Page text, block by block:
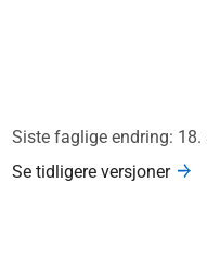
Siste faglige endring: 18.
Se tidligere versjoner